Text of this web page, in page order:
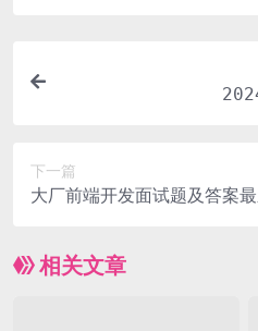
下一篇
大厂前端开发面试题及答案
相关文章